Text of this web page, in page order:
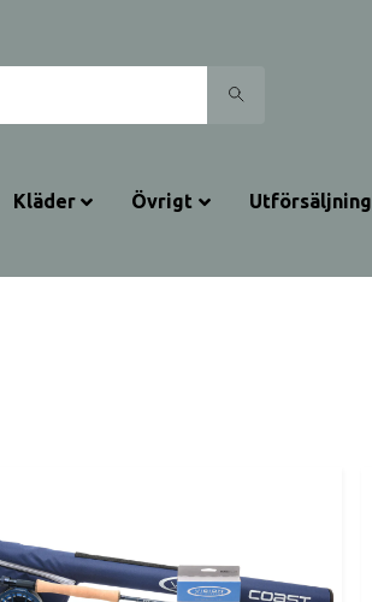
Kläder Övrigt Utförsäljning